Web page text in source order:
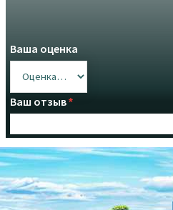
Ваша оценка
Ваш отзыв*